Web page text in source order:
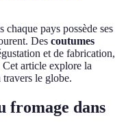
pays possède ses
Des coutumes
et de fabrication,
Cet article explore la
travers le globe.
fromage dans